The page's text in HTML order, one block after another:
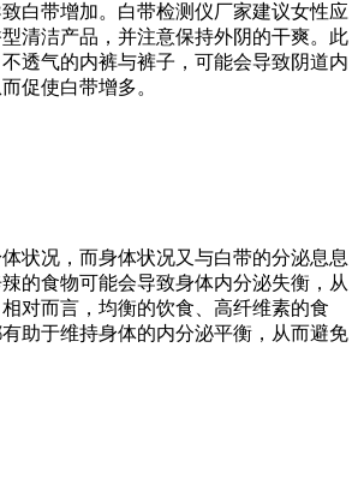
白带增加。白带检测仪厂家建议女性应
清洁产品，并注意保持外阴的干爽。此
透气的内裤与裤子，可能会导致阴道内
促使白带增多。
状况，而身体状况又与白带的分泌息息
的食物可能会导致身体内分泌失衡，从
对而言，均衡的饮食、高纤维素的食
助于维持身体的内分泌平衡，从而避免